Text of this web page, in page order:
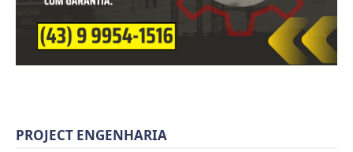
PROJECT ENGENHARIA